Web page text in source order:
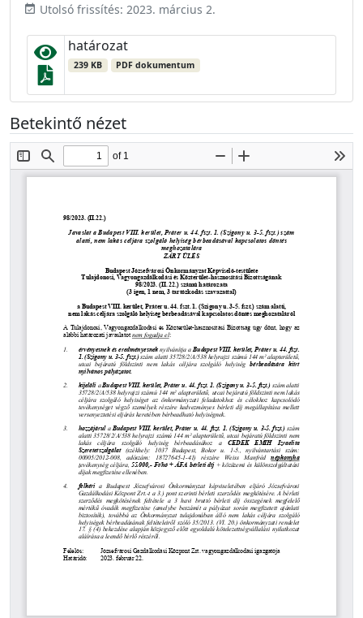
event_available Utolsó frissítés: 2023. március 2.
határozat
239 KB PDF dokumentum
Betekintő nézet